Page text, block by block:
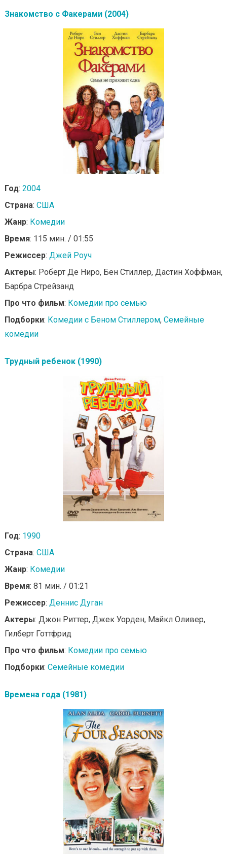
Знакомство с Факерами (2004)
Год: 2004
Страна: США
Жанр: Комедии
Время: 115 мин. / 01:55
Режиссер: Джей Роуч
Актеры: Роберт Де Ниро, Бен Стиллер, Дастин Хоффман,
Барбра Стрейзанд
Про что фильм: Комедии про семью
Подборки: Комедии с Беном Стиллером, Семейные
комедии
Трудный ребенок (1990)
Год: 1990
Страна: США
Жанр: Комедии
Время: 81 мин. / 01:21
Режиссер: Деннис Дуган
Актеры: Джон Риттер, Джек Уорден, Майкл Оливер,
Гилберт Готтфрид
Про что фильм: Комедии про семью
Подборки: Семейные комедии
Времена года (1981)